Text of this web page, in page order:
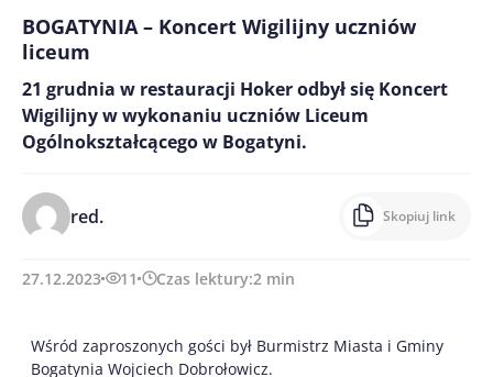
BOGATYNIA – Koncert Wigilijny uczniów
liceum
21 grudnia w restauracji Hoker odbył się Koncert
Wigilijny w wykonaniu uczniów Liceum
Ogólnokształcącego w Bogatyni.
red. Skopiuj link
27.12.2023 11 Czas lektury:2 min
Wśród zaproszonych gości był Burmistrz Miasta i Gminy
Bogatynia Wojciech Dobrołowicz.